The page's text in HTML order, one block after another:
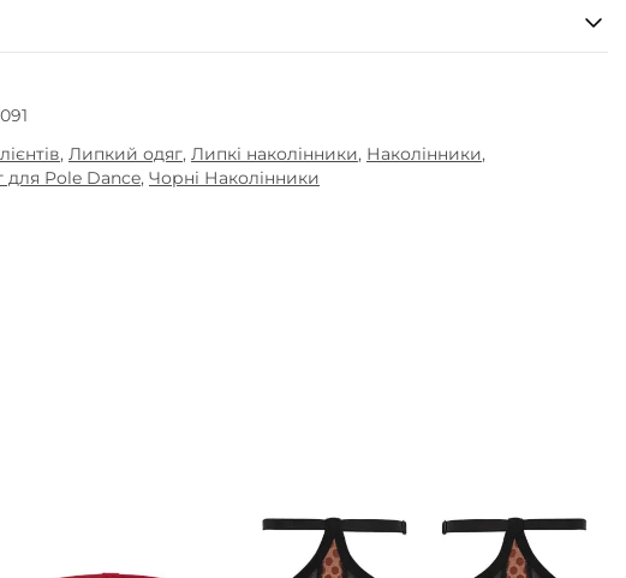
, Липкий одяг, Липкі наколінники, Наколінники,
для Pole Dance, Чорні Наколінники